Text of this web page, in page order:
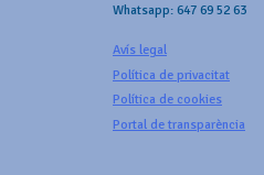
Whatsapp: 647 69 52 63
Avís legal
Política de privacitat
Política de cookies
Portal de transparència